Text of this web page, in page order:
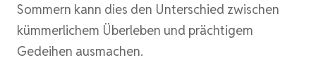
Sommern kann dies den Unterschied zwischen
kümmerlichem Überleben und prächtigem
Gedeihen ausmachen.